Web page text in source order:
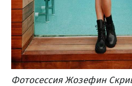
Фотосессия Жозефин